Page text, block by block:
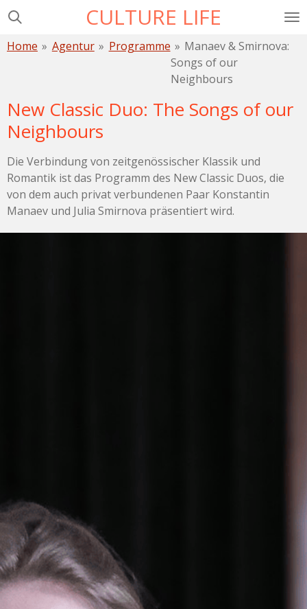
Zum
springen
CULTURE LIFE
Home » Agentur » Programme » Manaev & Smirnova:
Songs of our
Neighbours
New Classic Duo: The Songs of our
Neighbours
Die Verbindung von zeitgenössischer Klassik und
Romantik ist das Programm des New Classic Duos, die
von dem auch privat verbundenen Paar Konstantin
Manaev und Julia Smirnova präsentiert wird.